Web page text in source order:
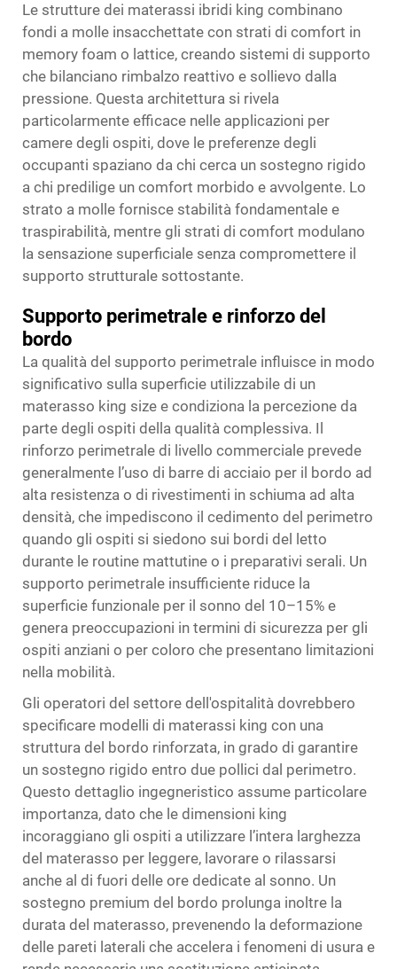
Le strutture dei materassi ibridi king combinano
fondi a molle insacchettate con strati di comfort in
memory foam o lattice, creando sistemi di supporto
che bilanciano rimbalzo reattivo e sollievo dalla
pressione. Questa architettura si rivela
particolarmente efficace nelle applicazioni per
camere degli ospiti, dove le preferenze degli
occupanti spaziano da chi cerca un sostegno rigido
a chi predilige un comfort morbido e avvolgente. Lo
strato a molle fornisce stabilità fondamentale e
traspirabilità, mentre gli strati di comfort modulano
la sensazione superficiale senza compromettere il
supporto strutturale sottostante.
Supporto perimetrale e rinforzo del
bordo
La qualità del supporto perimetrale influisce in modo
significativo sulla superficie utilizzabile di un
materasso king size e condiziona la percezione da
parte degli ospiti della qualità complessiva. Il
rinforzo perimetrale di livello commerciale prevede
generalmente l’uso di barre di acciaio per il bordo ad
alta resistenza o di rivestimenti in schiuma ad alta
densità, che impediscono il cedimento del perimetro
quando gli ospiti si siedono sui bordi del letto
durante le routine mattutine o i preparativi serali. Un
supporto perimetrale insufficiente riduce la
superficie funzionale per il sonno del 10–15% e
genera preoccupazioni in termini di sicurezza per gli
ospiti anziani o per coloro che presentano limitazioni
nella mobilità.
Gli operatori del settore dell'ospitalità dovrebbero
specificare modelli di materassi king con una
struttura del bordo rinforzata, in grado di garantire
un sostegno rigido entro due pollici dal perimetro.
Questo dettaglio ingegneristico assume particolare
importanza, dato che le dimensioni king
incoraggiano gli ospiti a utilizzare l’intera larghezza
del materasso per leggere, lavorare o rilassarsi
anche al di fuori delle ore dedicate al sonno. Un
sostegno premium del bordo prolunga inoltre la
durata del materasso, prevenendo la deformazione
delle pareti laterali che accelera i fenomeni di usura e